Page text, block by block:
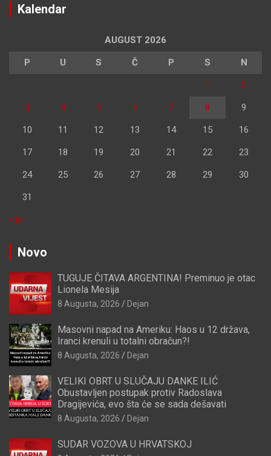
Kalendar
AUGUST 2026
P U S Č P S N
1 2
3 4 5 6 7 8 9
10 11 12 13 14 15 16
17 18 19 20 21 22 23
24 25 26 27 28 29 30
31
« jul
Novo
TUGUJE ČITAVA ARGENTINA! Preminuo je otac
Lionela Mesija
8 Augusta, 2026 Dejan
Masovni napad na Ameriku: Haos u 12 država,
Iranci krenuli u totalni obračun?!
8 Augusta, 2026 Dejan
VELIKI OBRT U SLUČAJU DANKE ILIĆ
Obustavljen postupak protiv Radoslava
Dragijevića, evo šta će se sada dešavati
8 Augusta, 2026 Dejan
SUDAR VOZOVA U HRVATSKOJ